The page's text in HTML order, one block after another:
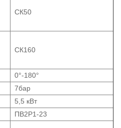
СК50
СК160
0°-180°
7бар
5,5 кВт
ПВ2Р1-23